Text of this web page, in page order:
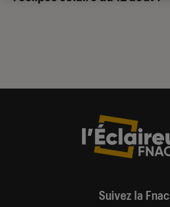
Suivez la Fnac